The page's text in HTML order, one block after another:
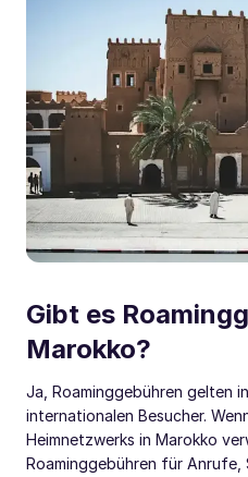
Gibt es
Marokko?
Ja, Roaminggebühren gelten
internationalen Besucher.
Heimnetzwerks in Marokko
Roaminggebühren für Anrufe,